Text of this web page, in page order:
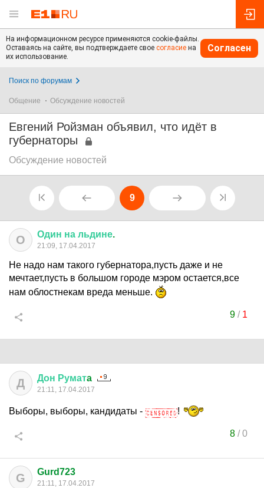
На информационном ресурсе применяются cookie-файлы.
Оставаясь на сайте, вы подтверждаете свое согласие на
их использование.
Согласен
Поиск по форумам
Общение Обсуждение новостей
Евгений Ройзман объявил, что идёт в
губернаторы
Обсуждение новостей
9
О Один на льдине.
21:09, 17.04.2017
Не надо нам такого губернатора,пусть даже и не
мечтает,пусть в большом городе мэром остается,все
нам облостнекам вреда меньше.
9/ 1
Д Дон Руматa
21:11, 17.04.2017
Выборы, выборы, кандидаты - !
8/0
G Gurd723
21:11, 17.04.2017